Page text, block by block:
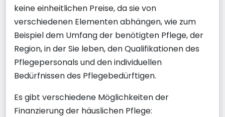
keine einheitlichen Preise, da sie von
verschiedenen Elementen abhängen, wie zum
Beispiel dem Umfang der benötigten Pflege, der
Region, in der Sie leben, den Qualifikationen des
Pflegepersonals und den individuellen
Bedürfnissen des Pflegebedürftigen.
Es gibt verschiedene Möglichkeiten der
Finanzierung der häuslichen Pflege: